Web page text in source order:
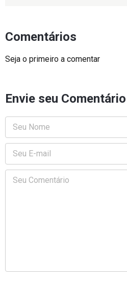
Comentários
Seja o primeiro a comentar
Envie seu Comentário